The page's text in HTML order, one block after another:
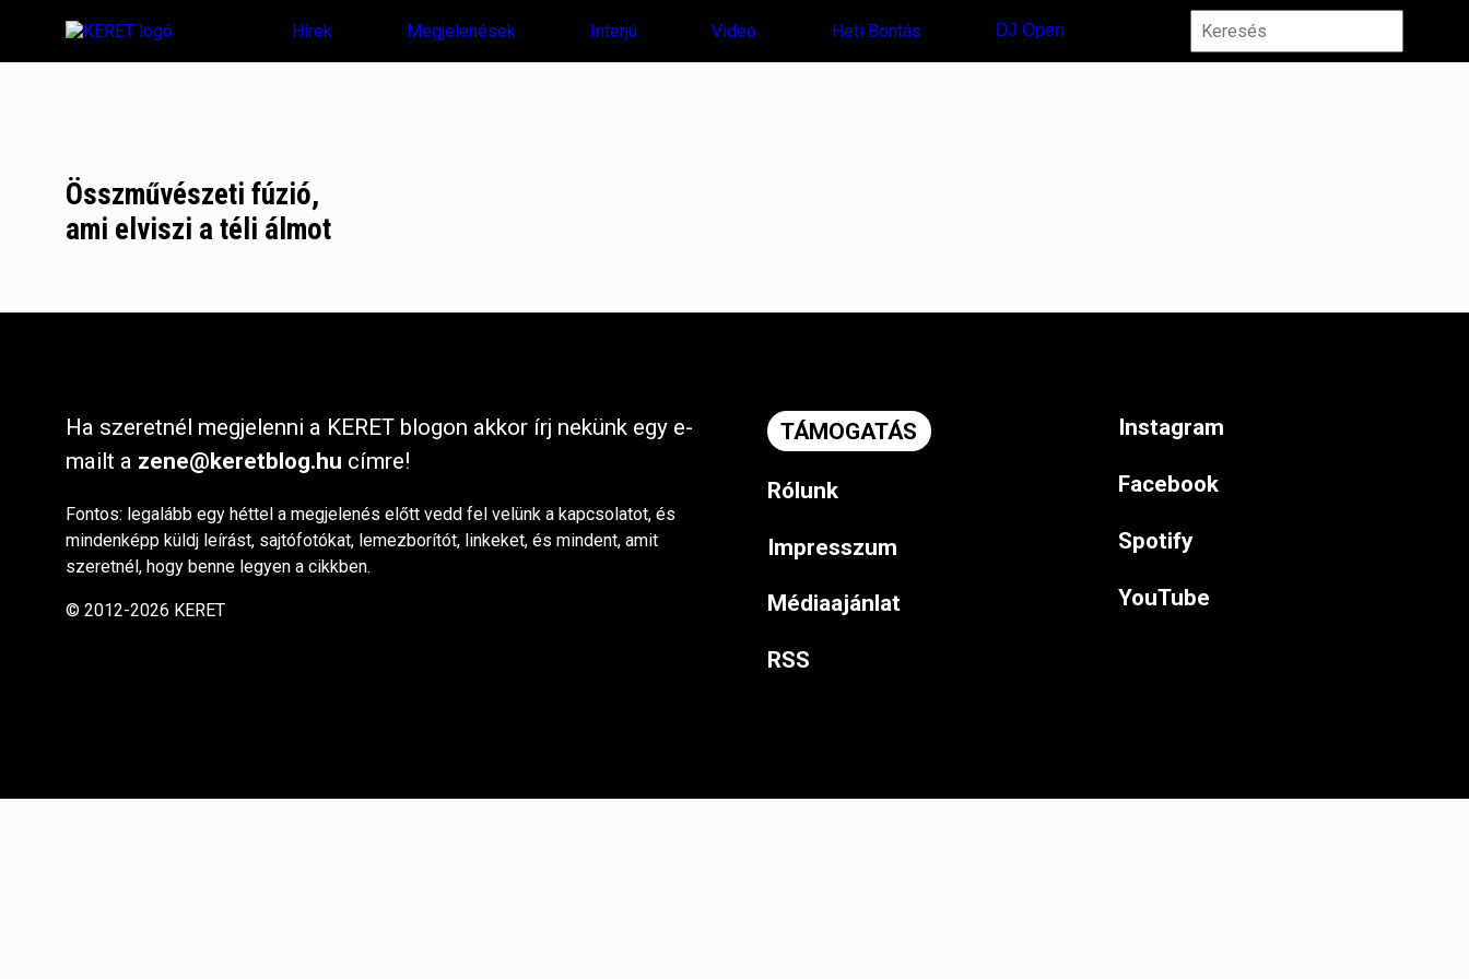
Hírek Megjelenések Interjú Video Heti Bontás DJ Open
Összművészeti fúzió,
ami elviszi a téli álmot
Ha szeretnél megjelenni a KERET blogon akkor írj nekünk egy e-
mailt a zene@keretblog.hu címre!
Fontos: legalább egy héttel a megjelenés előtt vedd fel velünk a kapcsolatot, és
mindenképp küldj leírást, sajtófotókat, lemezborítót, linkeket, és mindent, amit
szeretnél, hogy benne legyen a cikkben.
© 2012-2026 KERET
TÁMOGATÁS
Rólunk
Impresszum
Médiaajánlat
RSS
Instagram
Facebook
Spotify
YouTube